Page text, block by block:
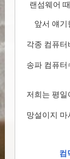
랜섬웨어
앞서 얘기
각종 컴퓨터
송파 컴퓨터
저희는 평일
망설이지 마
컴